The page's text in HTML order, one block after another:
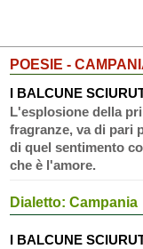
POESIE -
I BALCUNE
L'esplosione della
fragranze, va di pari
di quel sentimento
che è l'amore.
Dialetto: Campania
I BALCUNE